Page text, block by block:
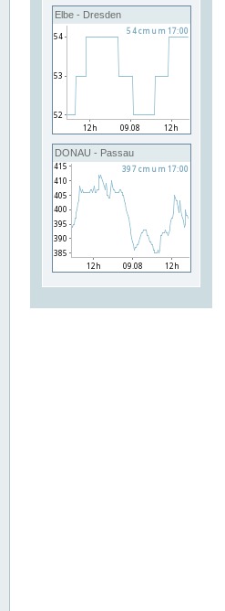
Elbe - Dresden
DONAU - Passau